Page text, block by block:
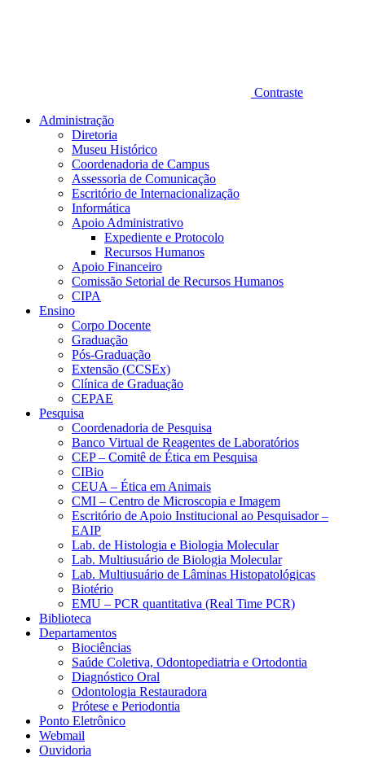
Contraste
Administração
Diretoria
Museu Histórico
Coordenadoria de Campus
Assessoria de Comunicação
Escritório de Internacionalização
Informática
Apoio Administrativo
Expediente e Protocolo
Recursos Humanos
Apoio Financeiro
Comissão Setorial de Recursos Humanos
CIPA
Ensino
Corpo Docente
Graduação
Pós-Graduação
Extensão (CCSEx)
Clínica de Graduação
CEPAE
Pesquisa
Coordenadoria de Pesquisa
Banco Virtual de Reagentes de Laboratórios
CEP – Comitê de Ética em Pesquisa
CIBio
CEUA – Ética em Animais
CMI – Centro de Microscopia e Imagem
Escritório de Apoio Institucional ao Pesquisador –
EAIP
Lab. de Histologia e Biologia Molecular
Lab. Multiusuário de Biologia Molecular
Lab. Multiusuário de Lâminas Histopatológicas
Biotério
EMU – PCR quantitativa (Real Time PCR)
Biblioteca
Departamentos
Biociências
Saúde Coletiva, Odontopediatria e Ortodontia
Diagnóstico Oral
Odontologia Restauradora
Prótese e Periodontia
Ponto Eletrônico
Webmail
Ouvidoria